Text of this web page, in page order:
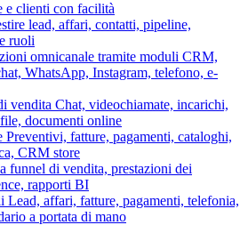
e clienti con facilità
lead, affari, contatti, pipeline,
ruoli
omnicanale tramite moduli CRM,
WhatsApp, Instagram, telefono, e-
vendita Chat, videochiamate, incarichi,
documenti online
Preventivi, fatture, pagamenti, cataloghi,
CRM store
funnel di vendita, prestazioni dei
rapporti BI
Lead, affari, fatture, pagamenti, telefonia,
a portata di mano